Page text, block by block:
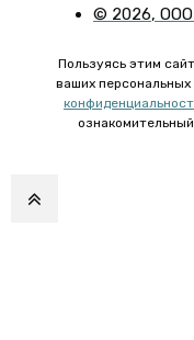
© 2026,
Пользуясь этим
ваших